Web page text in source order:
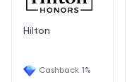
Hilton
Cashback 1%